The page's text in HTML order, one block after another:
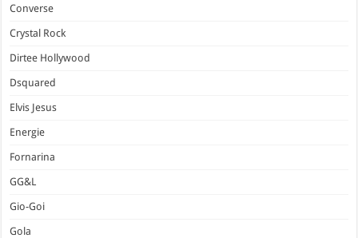
Converse
Crystal Rock
Dirtee Hollywood
Dsquared
Elvis Jesus
Energie
Fornarina
GG&L
Gio-Goi
Gola